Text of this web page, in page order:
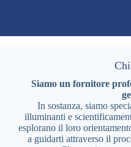
Siamo un fornitore
In sostanza, siamo
illuminanti e
esplorano il loro
a guidarti attraverso il